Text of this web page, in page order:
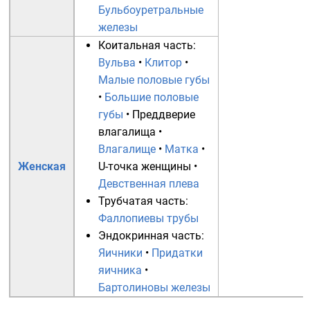
Бульбоуретральные
железы
Женская
Коитальная часть:
Вульва • Клитор •
Малые половые губы
• Большие половые
губы • Преддверие
влагалища •
Влагалище • Матка •
U-точка женщины •
Девственная плева
Трубчатая часть:
Фаллопиевы трубы
Эндокринная часть:
Яичники • Придатки
яичника •
Бартолиновы железы